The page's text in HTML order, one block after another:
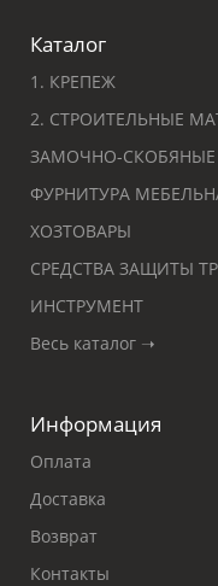
Каталог
1. КРЕПЕЖ
2. СТРОИТЕЛЬНЫЕ
ЗАМОЧНО-СКОБЯНЫЕ
ФУРНИТУРА
ХОЗТОВАРЫ
СРЕДСТВА ЗАЩИТЫ
ИНСТРУМЕНТ
Весь каталог ➝
Информация
Оплата
Доставка
Возврат
Контакты